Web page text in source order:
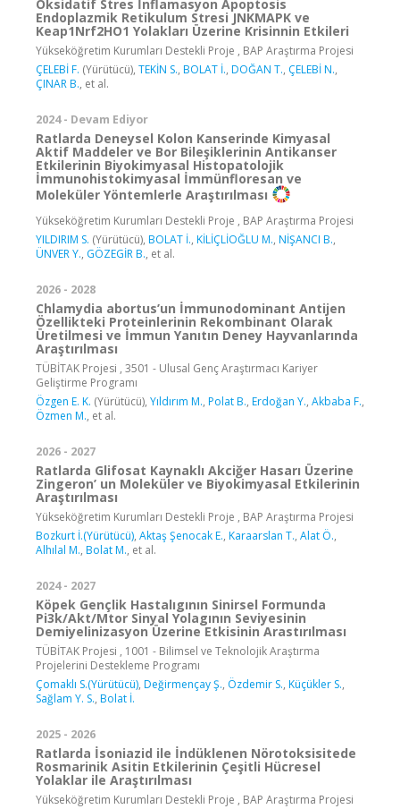
Oksidatif Stres İnflamasyon Apoptosis
Endoplazmik Retikulum Stresi JNKMAPK ve
Keap1Nrf2HO1 Yolakları Üzerine Krisinnin Etkileri
Yükseköğretim Kurumları Destekli Proje , BAP Araştırma Projesi
ÇELEBİ F. (Yürütücü), TEKİN S., BOLAT İ., DOĞAN T., ÇELEBİ N.,
ÇINAR B., et al.
2024 - Devam Ediyor
Ratlarda Deneysel Kolon Kanserinde Kimyasal
Aktif Maddeler ve Bor Bileşiklerinin Antikanser
Etkilerinin Biyokimyasal Histopatolojik
İmmunohistokimyasal İmmünfloresan ve
Moleküler Yöntemlerle Araştırılması
Yükseköğretim Kurumları Destekli Proje , BAP Araştırma Projesi
YILDIRIM S. (Yürütücü), BOLAT İ., KİLİÇLİOĞLU M., NİŞANCI B.,
ÜNVER Y., GÖZEGİR B., et al.
2026 - 2028
Chlamydia abortus’un İmmunodominant Antijen
Özellikteki Proteinlerinin Rekombinant Olarak
Üretilmesi ve İmmun Yanıtın Deney Hayvanlarında
Araştırılması
TÜBİTAK Projesi , 3501 - Ulusal Genç Araştırmacı Kariyer
Geliştirme Programı
Özgen E. K. (Yürütücü), Yıldırım M., Polat B., Erdoğan Y., Akbaba F.,
Özmen M., et al.
2026 - 2027
Ratlarda Glifosat Kaynaklı Akciğer Hasarı Üzerine
Zingeron’ un Moleküler ve Biyokimyasal Etkilerinin
Araştırılması
Yükseköğretim Kurumları Destekli Proje , BAP Araştırma Projesi
Bozkurt İ.(Yürütücü), Aktaş Şenocak E., Karaarslan T., Alat Ö.,
Alhılal M., Bolat M., et al.
2024 - 2027
Köpek Gençlik Hastalıgının Sinirsel Formunda
Pi3k/Akt/Mtor Sinyal Yolagının Seviyesinin
Demiyelinizasyon Üzerine Etkisinin Arastırılması
TÜBİTAK Projesi , 1001 - Bilimsel ve Teknolojik Araştırma
Projelerini Destekleme Programı
Çomaklı S.(Yürütücü), Değirmençay Ş., Özdemir S., Küçükler S.,
Sağlam Y. S., Bolat İ.
2025 - 2026
Ratlarda İsoniazid ile İndüklenen Nörotoksisitede
Rosmarinik Asitin Etkilerinin Çeşitli Hücresel
Yolaklar ile Araştırılması
Yükseköğretim Kurumları Destekli Proje , BAP Araştırma Projesi